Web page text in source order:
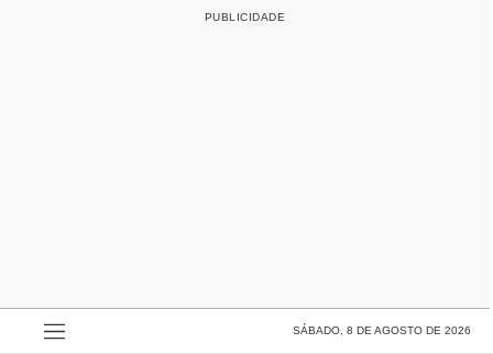
SÁBADO, 8 DE AGOSTO DE 2026